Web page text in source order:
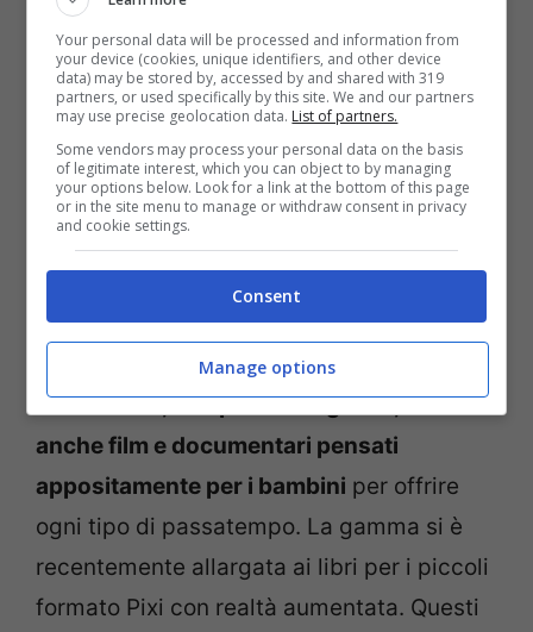
Per far sì che non ci si annoi a bordo,
Lufthansa ha sviluppato propri giocattoli
per i giovani passeggeri. Circa 1,44 milioni
di giocattoli saranno dati quest’estate ai
passeggeri più piccoli. La gamma include:
libri per colorare, pastelli, puzzle e giochi
di carte con “Lu e Cosmo”, insieme a riviste
Il programma di intrattenimento a bordo,
con musica, libri parlanti e giochi, include
anche film e documentari pensati
appositamente per i bambini per offrire
ogni tipo di passatempo. La gamma si è
recentemente allargata ai libri per i piccoli
formato Pixi con realtà aumentata. Questi
Your personal data will be processed and information from
your device (cookies, unique identifiers, and other device
data) may be stored by, accessed by and shared with 319
partners, or used specifically by this site. We and our partners
may use precise geolocation data. List of partners.
Some vendors may process your personal data on the basis
of legitimate interest, which you can object to by managing
your options below. Look for a link at the bottom of this page
or in the site menu to manage or withdraw consent in privacy
and cookie settings.
Consent
Manage options